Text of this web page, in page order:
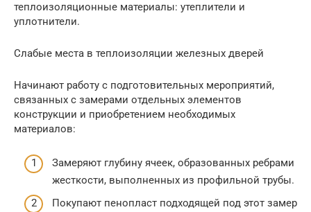
теплоизоляционные материалы: утеплители и
уплотнители.
Слабые места в теплоизоляции железных дверей
Начинают работу с подготовительных мероприятий,
связанных с замерами отдельных элементов
конструкции и приобретением необходимых
материалов:
Замеряют глубину ячеек, образованных ребрами
жесткости, выполненных из профильной трубы.
Покупают пенопласт подходящей под этот замер